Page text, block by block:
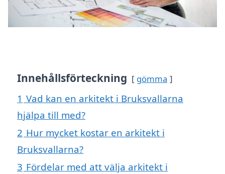
Innehållsförteckning gömma
1 Vad kan en arkitekt i Bruksvallarna
hjälpa till med?
2 Hur mycket kostar en arkitekt i
Bruksvallarna?
3 Fördelar med att välja arkitekt i